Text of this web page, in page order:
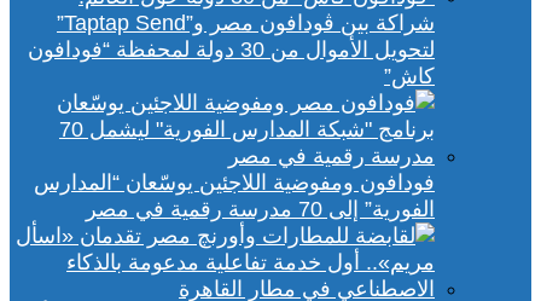
شراكة بين ڤودافون مصر و”Taptap Send”
لتحويل الأموال من 30 دولة لمحفظة “فودافون
كاش”
فودافون ومفوضية اللاجئين يوسّعان “المدارس
الفورية” إلى 70 مدرسة رقمية في مصر